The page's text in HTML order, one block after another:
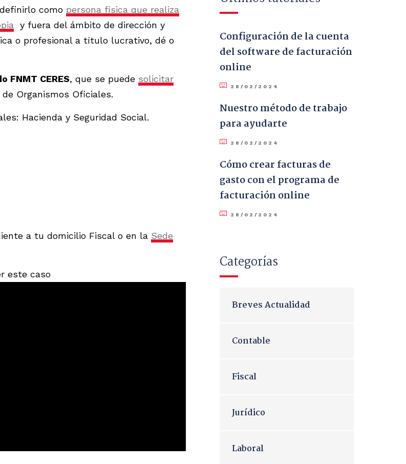
como persona física que realiza
y fuera del ámbito de dirección y
o profesional a título lucrativo, dé o
FNMT CERES, que se puede solicitar
Organismos Oficiales.
Hacienda y Seguridad Social.
a tu domicilio Fiscal o en la Sede
este caso
Configuración de la cuenta
del software de facturación
online
28/02/2024
Nuestro método de trabajo
para ayudarte
28/02/2024
Cómo crear facturas de
gasto con el programa de
facturación online
28/02/2024
Categorías
Breves Actualidad
Contable
Fiscal
Jurídico
Laboral